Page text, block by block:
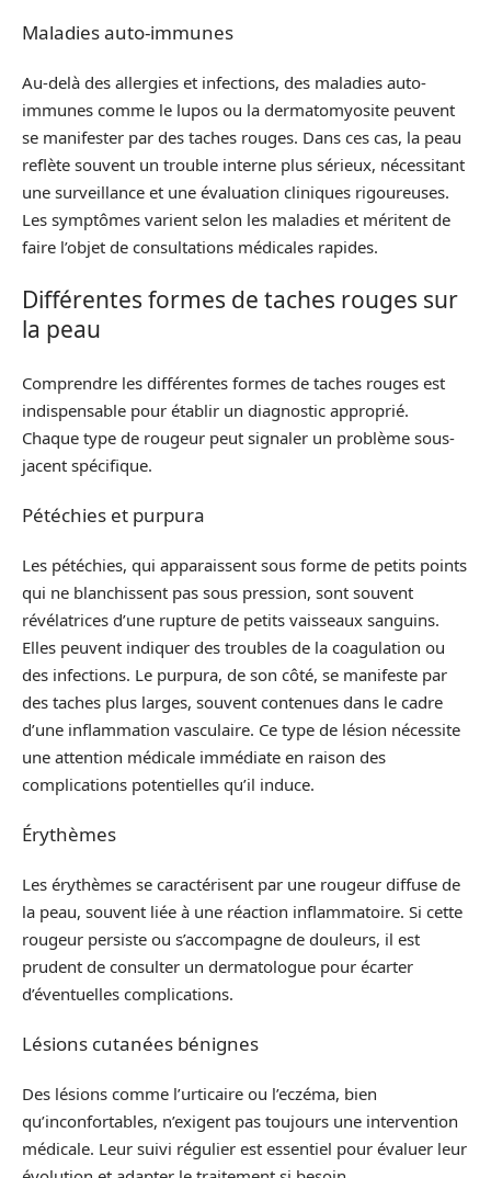
Maladies auto-immunes
Au-delà des allergies et infections, des maladies auto-
immunes comme le lupos ou la dermatomyosite peuvent
se manifester par des taches rouges. Dans ces cas, la peau
reflète souvent un trouble interne plus sérieux, nécessitant
une surveillance et une évaluation cliniques rigoureuses.
Les symptômes varient selon les maladies et méritent de
faire l’objet de consultations médicales rapides.
Différentes formes de taches rouges sur
la peau
Comprendre les différentes formes de taches rouges est
indispensable pour établir un diagnostic approprié.
Chaque type de rougeur peut signaler un problème sous-
jacent spécifique.
Pétéchies et purpura
Les pétéchies, qui apparaissent sous forme de petits points
qui ne blanchissent pas sous pression, sont souvent
révélatrices d’une rupture de petits vaisseaux sanguins.
Elles peuvent indiquer des troubles de la coagulation ou
des infections. Le purpura, de son côté, se manifeste par
des taches plus larges, souvent contenues dans le cadre
d’une inflammation vasculaire. Ce type de lésion nécessite
une attention médicale immédiate en raison des
complications potentielles qu’il induce.
Érythèmes
Les érythèmes se caractérisent par une rougeur diffuse de
la peau, souvent liée à une réaction inflammatoire. Si cette
rougeur persiste ou s’accompagne de douleurs, il est
prudent de consulter un dermatologue pour écarter
d’éventuelles complications.
Lésions cutanées bénignes
Des lésions comme l’urticaire ou l’eczéma, bien
qu’inconfortables, n’exigent pas toujours une intervention
médicale. Leur suivi régulier est essentiel pour évaluer leur